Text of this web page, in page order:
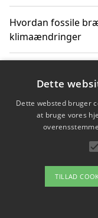
Hvordan fossile
klimaændringer
vores perspektiv
Om /
Dette
Dette websted bruger
at bruge vores
TILLAD